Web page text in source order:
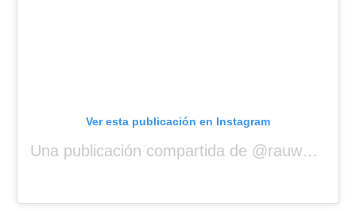
Ver esta publicación en Instagram
Una publicación compartida de @rauwalejandro